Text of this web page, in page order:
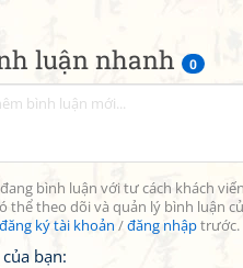
luận nhanh 0
bình luận với tư cách khách
thể theo dõi và quản lý bình luận
đăng ký tài khoản /đăng nhậptrước.
bạn: